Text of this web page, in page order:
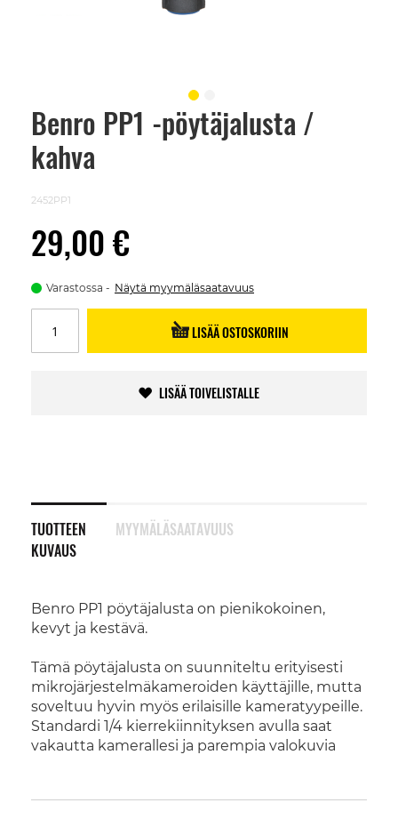
Benro PP1 -pöytäjalusta /
kahva
2452PP1
29,00 €
Varastossa Näytä myymäläsaatavuus
LISÄÄ OSTOSKORIIN
LISÄÄ TOIVELISTALLE
TUOTTEEN
KUVAUS
Benro PP1 pöytäjalusta on pienikokoinen,
kevyt ja kestävä.
Tämä pöytäjalusta on suunniteltu erityisesti
mikrojärjestelmäkameroiden käyttäjille, mutta
soveltuu hyvin myös erilaisille kameratyypeille.
Standardi 1/4 kierrekiinnityksen avulla saat
vakautta kamerallesi ja parempia valokuvia
MYYMÄLÄSAATAVUUS
Skip
beginning
images